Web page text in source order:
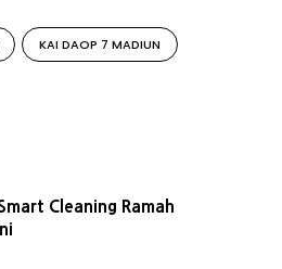
KAI DAOP 7 MADIUN
Cleaning Ramah